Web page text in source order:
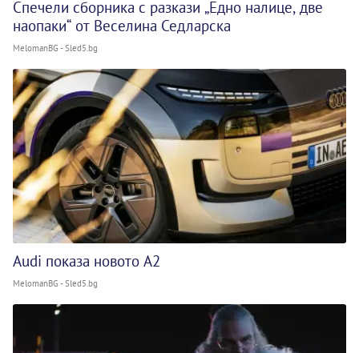
Спечели сборника с разкази „Едно налице, две
наопаки“ от Веселина Седларска
MelomanBG - Sled5.bg
Audi показа новото A2
MelomanBG - Sled5.bg